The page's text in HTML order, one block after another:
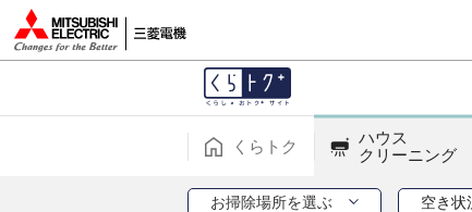
くらトク
ハウス
クリーニング
お掃除場所を選ぶ 空き状